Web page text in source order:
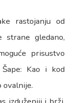
rastojanju od
gledano,
prisustvo
Kao i kod
ovalnije.